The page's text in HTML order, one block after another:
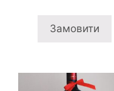
2
Замовити